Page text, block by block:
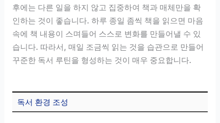
후에는 다른 일을 하지 않고 집중하여 책과 매체만을 확
인하는 것이 좋습니다. 하루 종일 좀씩 책을 읽으면 마음
속에 책 내용이 스며들어 스스로 변화를 만들어낼 수 있
습니다. 따라서, 매일 조금씩 읽는 것을 습관으로 만들어
꾸준한 독서 루틴을 형성하는 것이 매우 중요합니다.
독서 환경 조성